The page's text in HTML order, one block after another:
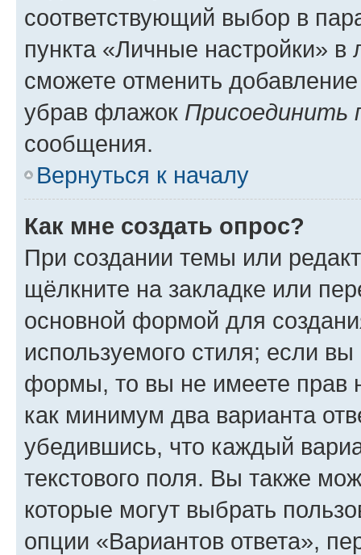
соответствующий выбор в
пункта «Личные настройки»
сможете отменить
убрав флажок Присоединить
сообщения.
Вернуться к началу
Как мне создать опрос?
При создании темы или
щёлкните на закладке или
основной формой для
используемого стиля; если
формы, то вы не имеете прав
как минимум два варианта
убедившись, что каждый
текстового поля. Вы также
которые могут выбрать
опции «Вариантов ответа»,